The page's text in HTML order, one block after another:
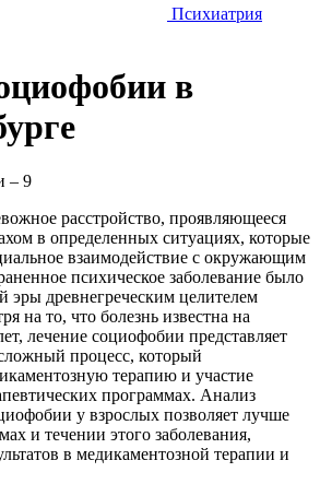
Психиатрия
в
– 9
расстройство, проявляющееся
в определенных ситуациях, которые
взаимодействие с окружающим
психическое заболевание было
эры древнегреческим целителем
на то, что болезнь известна на
лечение социофобии представляет
процесс, который
терапию и участие
программах. Анализ
у взрослых позволяет лучше
и течении этого заболевания,
в медикаментозной терапии и